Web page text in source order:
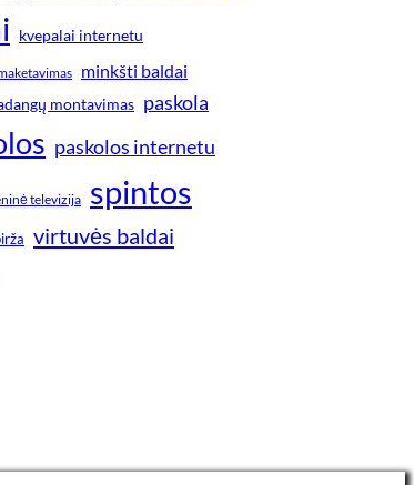
kvepalai internetu
minkšti baldai
montavimas paskola
paskolos internetu
televizija spintos
virtuvės baldai